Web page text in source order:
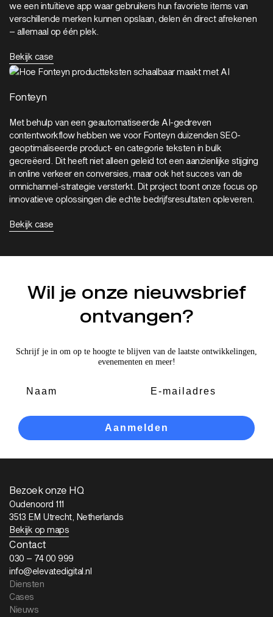
we een intuïtieve app waar gebruikers hun favoriete items van
verschillende merken kunnen opslaan, delen én direct afrekenen
– allemaal op één plek.
Bekijk case
Fonteyn
Met behulp van een geautomatiseerde AI-gedreven
contentworkflow hebben we voor Fonteyn duizenden SEO-
geoptimaliseerde product- en categorie teksten in bulk
gecreëerd. Dit heeft niet alleen geleid tot een aanzienlijke stijging
in online verkeer en conversies, maar ook het succes van de
omnichannel-strategie versterkt. Dit project toont onze focus op
innovatieve oplossingen die echte bedrijfsresultaten opleveren.
Bekijk case
Wil je onze nieuwsbrief
ontvangen?
Schrijf je in om op te hoogte te blijven van de laatste ontwikkelingen,
evenementen en meer!
Aanmelden
Bezoek onze HQ
Oudenoord 111
3513 EM Utrecht, Netherlands
Bekijk op maps
Contact
030 – 74 00 999
info@elevatedigital.nl
Diensten
Cases
Nieuws